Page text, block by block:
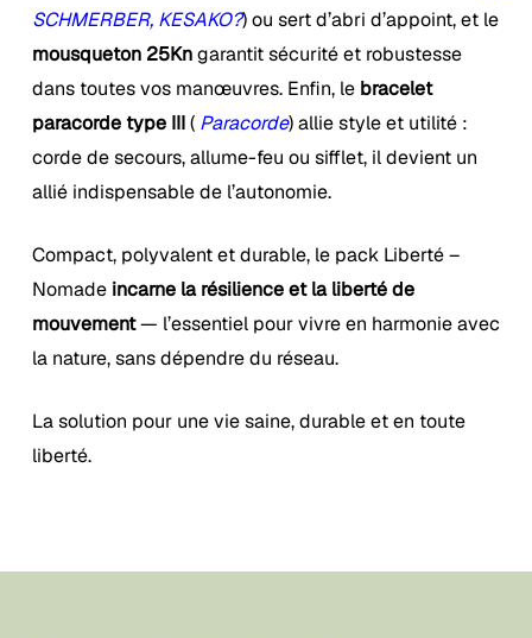
SCHMERBER, KESAKO?)ou sert d’abri d’appoint, et le
mousqueton 25Kngarantit sécurité et robustesse
dans toutes vos manœuvres. Enfin, le bracelet
paracorde type III( Paracorde)allie style et utilité :
corde de secours, allume-feu ou sifflet, il devient un
allié indispensable de l’autonomie.
Compact, polyvalent et durable, le pack Liberté –
Nomadeincarne la résilience et la liberté de
mouvement— l’essentiel pour vivre en harmonie avec
la nature, sans dépendre du réseau.
La solution pour une vie saine, durable et en toute
liberté.